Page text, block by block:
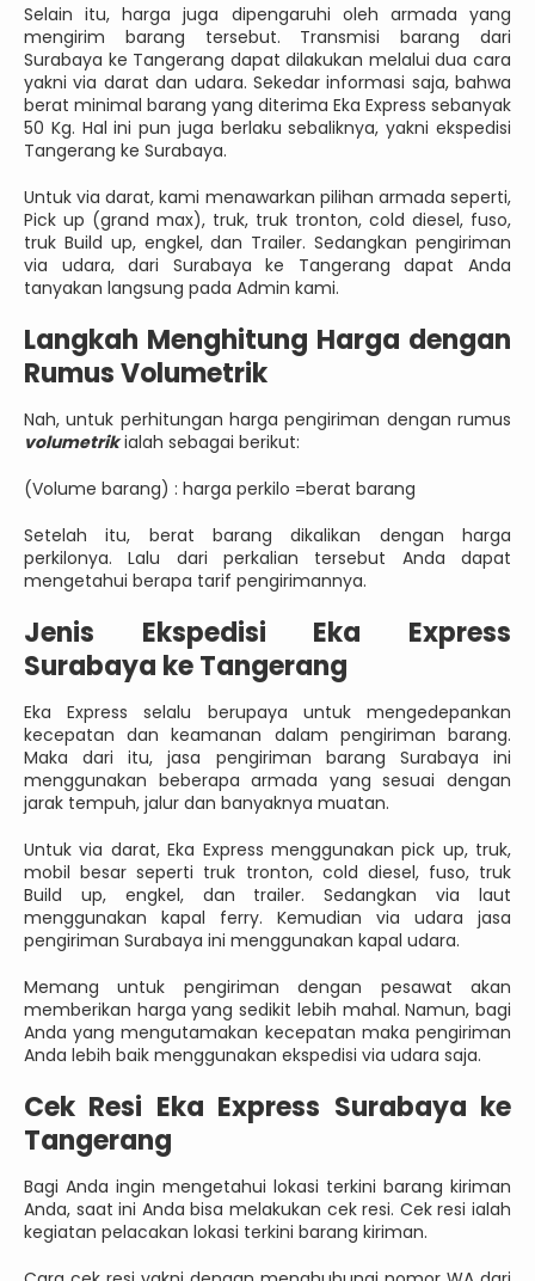
Selain itu, harga juga dipengaruhi oleh armada yang
mengirim barang tersebut. Transmisi barang dari
Surabaya ke Tangerang dapat dilakukan melalui dua cara
yakni via darat dan udara. Sekedar informasi saja, bahwa
berat minimal barang yang diterima Eka Express sebanyak
50 Kg. Hal ini pun juga berlaku sebaliknya, yakni ekspedisi
Tangerang ke Surabaya.
Untuk via darat, kami menawarkan pilihan armada seperti,
Pick up (grand max), truk, truk tronton, cold diesel, fuso,
truk Build up, engkel, dan Trailer. Sedangkan pengiriman
via udara, dari Surabaya ke Tangerang dapat Anda
tanyakan langsung pada Admin kami.
Langkah Menghitung Harga dengan
Rumus Volumetrik
Nah, untuk perhitungan harga pengiriman dengan rumus
volumetrikialah sebagai berikut:
(Volume barang) : harga perkilo =berat barang
Setelah itu, berat barang dikalikan dengan harga
perkilonya. Lalu dari perkalian tersebut Anda dapat
mengetahui berapa tarif pengirimannya.
Jenis Ekspedisi Eka Express
Surabaya ke Tangerang
Eka Express selalu berupaya untuk mengedepankan
kecepatan dan keamanan dalam pengiriman barang.
Maka dari itu, jasa pengiriman barang Surabaya ini
menggunakan beberapa armada yang sesuai dengan
jarak tempuh, jalur dan banyaknya muatan.
Untuk via darat, Eka Express menggunakan pick up, truk,
mobil besar seperti truk tronton, cold diesel, fuso, truk
Build up, engkel, dan trailer. Sedangkan via laut
menggunakan kapal ferry. Kemudian via udara jasa
pengiriman Surabaya ini menggunakan kapal udara.
Memang untuk pengiriman dengan pesawat akan
memberikan harga yang sedikit lebih mahal. Namun, bagi
Anda yang mengutamakan kecepatan maka pengiriman
Anda lebih baik menggunakan ekspedisi via udara saja.
Cek Resi Eka Express Surabaya ke
Tangerang
Bagi Anda ingin mengetahui lokasi terkini barang kiriman
Anda, saat ini Anda bisa melakukan cek resi. Cek resi ialah
kegiatan pelacakan lokasi terkini barang kiriman.